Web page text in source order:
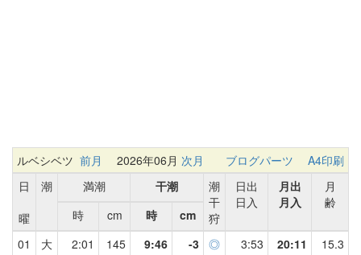
ルベシベツ 前月 2026年06月 次月 ブログパーツ
A4印刷
日
曜
潮 満潮 干潮
潮
干
狩
日出
日入
月出
月入
月
齢
時
cm 時
cm
01
大
2:01
145
9:46
-3 ◎
3:53
20:11
15.3